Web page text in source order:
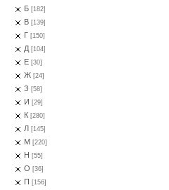
Б [182]
В [139]
Г [150]
Д [104]
Е [30]
Ж [24]
З [58]
И [29]
К [280]
Л [145]
М [220]
Н [55]
О [36]
П [156]